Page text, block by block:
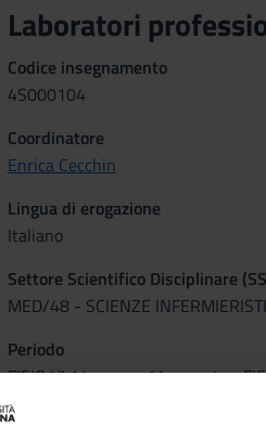
Laboratori
Codice insegnamento
4S000104
Coordinatore
Enrica Cecchin
Lingua di erogazione
Italiano
Settore Scientifico Disciplinare
MED/48 - SCIENZE
Periodo
FISIO VI 1^ anno - 1^semestre,